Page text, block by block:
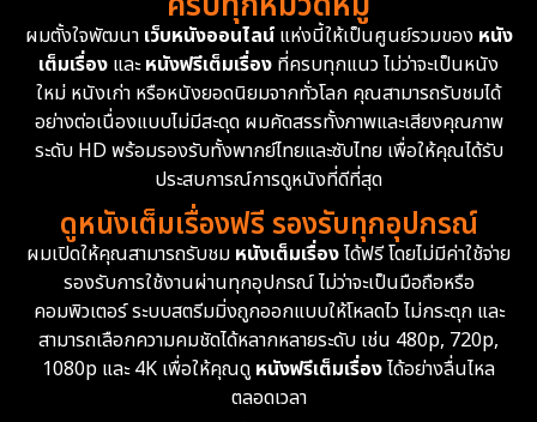
Disney+ 4
Documentary สารคดี 95
Drama ดราม่า
Dystopian 16
Emotional 61
Epic มหากาพย์ 225
1974
1962
ผมตั้งใจพัฒนา เว็บหนังออนไลน์แห่งนี้ให้เป็นศูนย์รวมของ หนัง
เต็มเรื่อง และหนังฟรีเต็มเรื่อง ที่ครบทุกแนว ไม่ว่าจะเป็นหนัง
ใหม่ หนังเก่า หรือหนังยอดนิยมจากทั่วโลก คุณสามารถรับชมได้
อย่างต่อเนื่องแบบไม่มีสะดุด ผมคัดสรรทั้งภาพและเสียงคุณภาพ
ระดับ HD พร้อมรองรับทั้งพากย์ไทยและซับไทย เพื่อให้คุณได้รับ
ประสบการณ์การดูหนังที่ดีที่สุด
ดูหนังเต็มเรื่องฟรี รองรับทุกอุปกรณ์
ผมเปิดให้คุณสามารถรับชม หนังเต็มเรื่องได้ฟรี โดยไม่มีค่าใช้จ่าย
รองรับการใช้งานผ่านทุกอุปกรณ์ ไม่ว่าจะเป็นมือถือหรือ
คอมพิวเตอร์ ระบบสตรีมมิ่งถูกออกแบบให้โหลดไว ไม่กระตุก และ
สามารถเลือกความคมชัดได้หลากหลายระดับ เช่น 480p, 720p,
1080p และ 4K เพื่อให้คุณดูหนังฟรีเต็มเรื่องได้อย่างลื่นไหล
ตลอดเวลา